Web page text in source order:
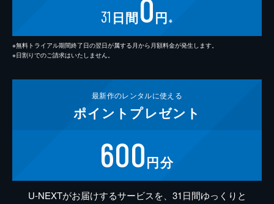
31 日間0円 ※
※無料トライアル期間終了日の翌日が属する月から月額料金が発生します。
※日割りでのご請求はいたしません。
最新作のレンタルに使える
ポイント プレゼント
600円分
U-NEXTがお届けするサービスを、31日間ゆっくりと